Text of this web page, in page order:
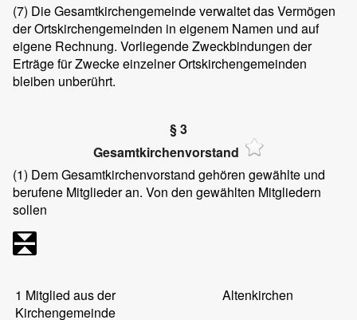
(7) Die Gesamtkirchengemeinde verwaltet das Vermögen
der Ortskirchengemeinden in eigenem Namen und auf
eigene Rechnung. Vorliegende Zweckbindungen der
Erträge für Zwecke einzelner Ortskirchengemeinden
bleiben unberührt.
§ 3
Gesamtkirchenvorstand
(1) Dem Gesamtkirchenvorstand gehören gewählte und
berufene Mitglieder an. Von den gewählten Mitgliedern
sollen
1 Mitglied aus der
Kirchengemeinde
Altenkirchen